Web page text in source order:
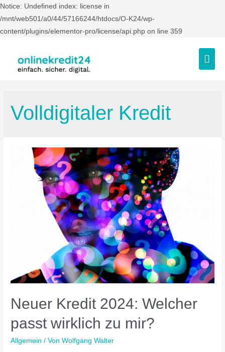
Notice: Undefined index: license in
/mnt/web501/a0/44/57166244/htdocs/O-K24/wp-
content/plugins/elementor-pro/license/api.php on line 359
Volldigitaler Kredit
Neuer Kredit 2024: Welcher
passt wirklich zu mir?
Allgemein / VonWolfgang Walter